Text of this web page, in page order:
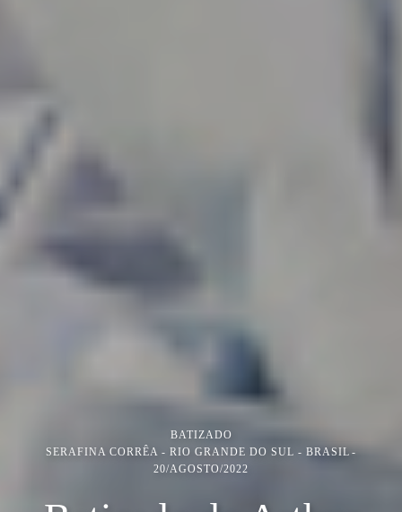
BATIZADO
SERAFINA CORRÊA - RIO GRANDE DO SUL - BRASIL
20/AGOSTO/2022